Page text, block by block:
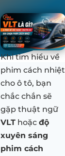
Khi tìm hiểu về
phim cách nhiệt
cho ô tô, bạn
chắc chắn sẽ
gặp thuật ngữ
VLT hoặc độ
xuyên sáng
phim cách